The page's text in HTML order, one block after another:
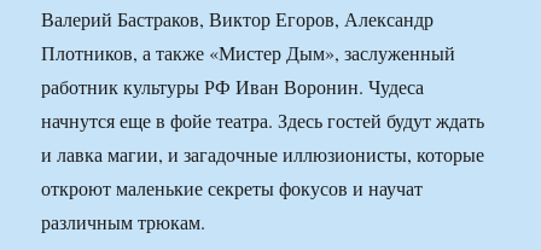
Валерий Бастраков, Виктор Егоров, Александр
Плотников, а также «Мистер Дым», заслуженный
работник культуры РФ Иван Воронин. Чудеса
начнутся еще в фойе театра. Здесь гостей будут ждать
и лавка магии, и загадочные иллюзионисты, которые
откроют маленькие секреты фокусов и научат
различным трюкам.